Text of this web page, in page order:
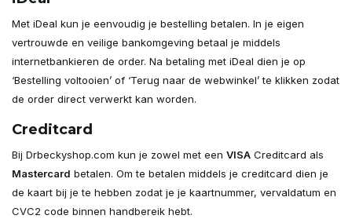
Met iDeal kun je eenvoudig je bestelling betalen. In je eigen
vertrouwde en veilige bankomgeving betaal je middels
internetbankieren de order. Na betaling met iDeal dien je op
‘Bestelling voltooien’ of ‘Terug naar de webwinkel’ te klikken zodat
de order direct verwerkt kan worden.
Creditcard
Bij Drbeckyshop.com kun je zowel met een VISA Creditcard als
Mastercard betalen. Om te betalen middels je creditcard dien je
de kaart bij je te hebben zodat je je kaartnummer, vervaldatum en
CVC2 code binnen handbereik hebt.